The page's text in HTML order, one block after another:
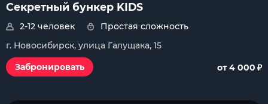
Секретный бункер KIDS
2-12 человек
Простая сложность
г. Новосибирск, улица Галущака, 15
Забронировать
от 4 000 ₽